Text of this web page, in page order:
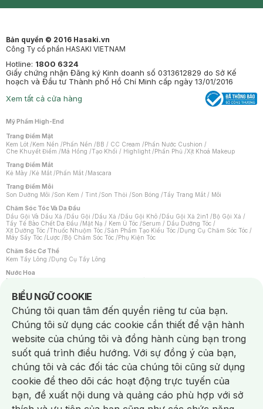
Bản quyền © 2016 Hasaki.vn
Công Ty cổ phần HASAKI VIETNAM
Hotline: 1800 6324
Giấy chứng nhận Đăng ký Kinh doanh số 0313612829 do Sở Kế
hoạch và Đầu tư Thành phố Hồ Chí Minh cấp ngày 13/01/2016
Xem tất cả cửa hàng
Mỹ Phẩm High-End
Trang Điểm Mặt
Kem Lót /Kem Nền /Phấn Nền /BB / CC Cream /Phấn Nước Cushion /
Che Khuyết Điểm /Má Hồng /Tạo Khối / Highlight /Phấn Phủ /Xịt Khoá Makeup
Trang Điểm Mắt
Kẻ Mày /Kẻ Mắt /Phấn Mắt /Mascara
Trang Điểm Môi
Son Dưỡng Môi /Son Kem / Tint /Son Thỏi /Son Bóng /Tẩy Trang Mắt / Môi
Chăm Sóc Tóc Và Da Đầu
Dầu Gội Và Dầu Xả /Dầu Gội /Dầu Xả /Dầu Gội Khô /Dầu Gội Xả 2in1 /Bộ Gội Xả /
Tẩy Tế Bào Chết Da Đầu /Mặt Nạ / Kem Ủ Tóc /Serum / Dầu Dưỡng Tóc /
Xịt Dưỡng Tóc /Thuốc Nhuộm Tóc /Sản Phẩm Tạo Kiểu Tóc /Dụng Cụ Chăm Sóc Tóc /
Máy Sấy Tóc /Lược /Bộ Chăm Sóc Tóc /Phụ Kiện Tóc
Chăm Sóc Cơ Thể
Kem Tẩy Lông /Dụng Cụ Tẩy Lông
Nước Hoa
Nước Hoa Nữ
Chăm Sóc Cá Nhân
Chống Muỗi /Khẩu Trang /Máy Massage/Mặt Nạ Xông Hơi /Nước Rửa Tay/
Sản Phẩm Chăm Sóc Khác /Bàn Chải Đánh Răng /Bàn Chải Điện/
Hỗ Trợ Trắng Răng/Kem Đánh Răng /Máy Tăm Nước/ Nước Súc Miệng/
Tăm / Chỉ Nha Khoa/ Xịt Thơm Miệng / Dung Dịch Vệ Sinh/Dưỡng Vùng Kín/
Khăn Ướt Vệ Sinh Vùng Kín/Băng Vệ Sinh/Tampon/Bọt Cạo Râu /Dao Cạo Râu/
Máy Cạo Râu
Vấn Đề Về Da
Da Dầu / Lỗ Chân Lông To/ Da Khô / Mất Nước/ Da Lão Hóa/ Da Mụn/
Da Nhạy Cảm / Kích Ứng
Da Xỉn Màu Thâm / Nám / Tàn Nhang
Quầng Thâm & Bọng Mắt /Sẹo /Viêm Da Cơ Địa
Dụng Cụ / Phụ Kiện Chăm Sóc Da
Bông Tẩy Trang
Khăn Lau Mặt Khô Dụng Cụ / Máy Rửa Mặt Máy Chăm Sóc Da
BIỂU NGỮ COOKIE
Notice about cookies usage
Chúng tôi quan tâm đến quyền riêng tư của bạn.
Chúng tôi sử dụng các cookie cần thiết để vận hành
website của chúng tôi và đồng hành cùng bạn trong
suốt quá trình điều hướng. Với sự đồng ý của bạn,
chúng tôi và các đối tác của chúng tôi cũng sử dụng
cookie để theo dõi các hoạt động trực tuyến của
bạn, đề xuất nội dung và quảng cáo phù hợp với sở